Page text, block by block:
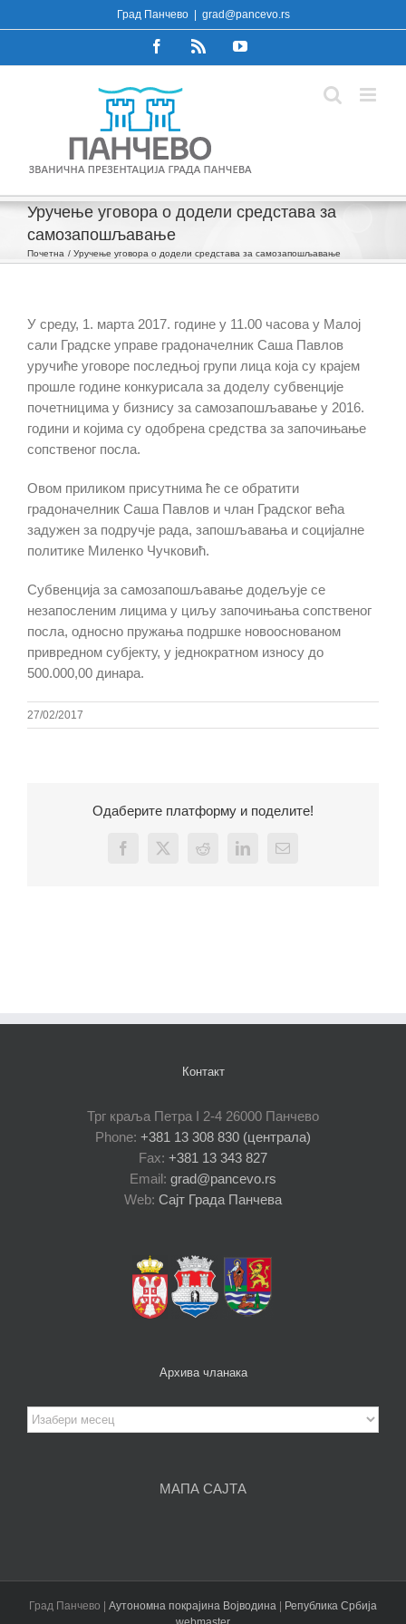
to
Град Панчево grad@pancevo.rs
FacebookRss YouTube
Уручење уговора о додели средстава за
самозапошљавање
Почетна Уручење уговора о додели средстава за самозапошљавање
У среду, 1. марта 2017. године у 11.00 часова у Малој
сали Градске управе градоначелник Саша Павлов
уручиће уговоре последњој групи лица која су крајем
прошле године конкурисала за доделу субвенције
почетницима у бизнису за самозапошљавање у 2016.
години и којима су одобрена средства за започињање
сопственог посла.
Овом приликом присутнима ће се обратити
градоначелник Саша Павлов и члан Градског већа
задужен за подручје рада, запошљавања и социјалне
политике Миленко Чучковић.
Субвенција за самозапошљавање додељује се
незапосленим лицима у циљу започињања сопственог
посла, односно пружања подршке новооснованом
привредном субјекту, у једнократном износу до
500.000,00 динара.
27/02/2017
Одаберите платформу и поделите!
Facebook
X Reddit LinkedInEmail
Контакт
Трг краља Петра I 2-4 26000 Панчево
Phone: +381 13 308 830 (централа)
Fax: +381 13 343 827
Email: grad@pancevo.rs
Web: Сајт Града Панчева
Архива чланака
Архива
чланака
МАПА САЈТА
Град Панчево | Аутономна покрајина Војводина | Република Србија